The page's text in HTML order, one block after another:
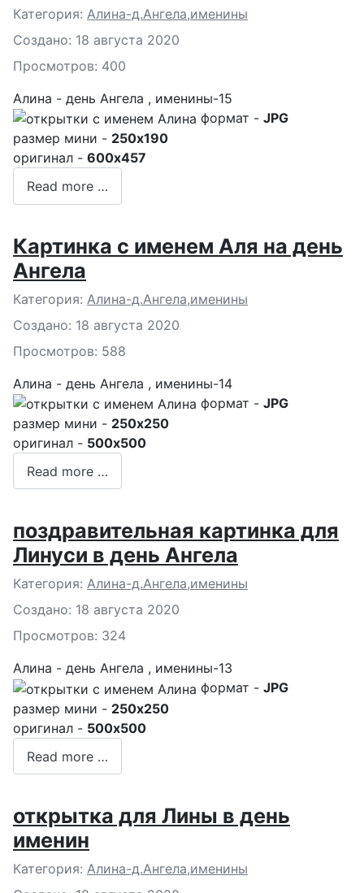
Подробности
Категория: Алина-д.Ангела,именины
Создано: 18 августа 2020
Просмотров: 400
Алина - день Ангела , именины-15
формат - JPG
размер мини - 250x190
оригинал - 600x457
Read more …
Картинка с именем Аля на день
Ангела
Подробности
Категория: Алина-д.Ангела,именины
Создано: 18 августа 2020
Просмотров: 588
Алина - день Ангела , именины-14
формат - JPG
размер мини - 250x250
оригинал - 500x500
Read more …
поздравительная картинка для
Линуси в день Ангела
Подробности
Категория: Алина-д.Ангела,именины
Создано: 18 августа 2020
Просмотров: 324
Алина - день Ангела , именины-13
формат - JPG
размер мини - 250x250
оригинал - 500x500
Read more …
открытка для Лины в день
именин
Подробности
Категория: Алина-д.Ангела,именины